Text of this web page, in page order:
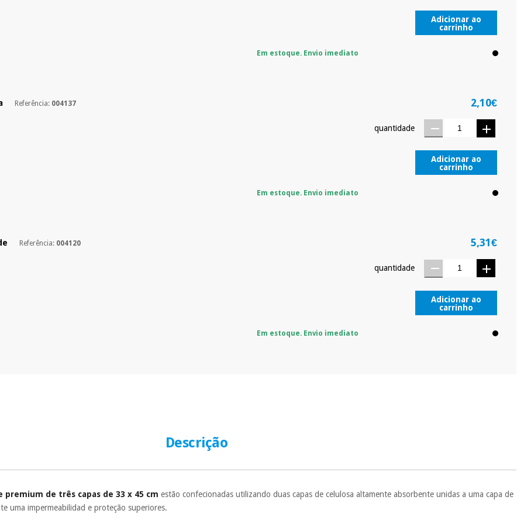
Adicionar ao
carrinho
Em estoque. Envio imediato
Referência: 004137 2,10€
quantidade
Adicionar ao
carrinho
Em estoque. Envio imediato
Referência: 004120 5,31€
quantidade
Adicionar ao
carrinho
Em estoque. Envio imediato
Descrição
premium de três capas de 33 x 45 cm estão confecionadas utilizando duas capas de celulosa altamente absorbente unidas a uma capa de
uma impermeabilidad e proteção superiores.